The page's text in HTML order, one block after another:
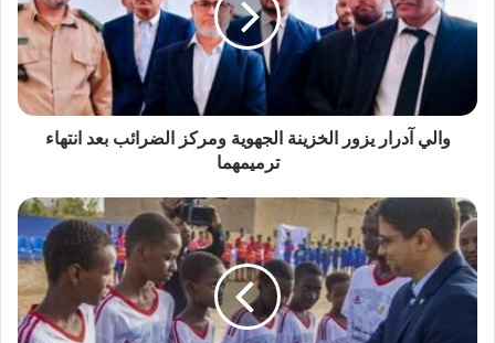
والي آدرار يزور الخزينة الجهوية ومركز الضرائب بعد انتهاء
ترميمهما